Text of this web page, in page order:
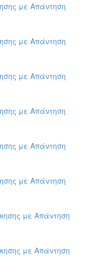
με Απάντηση
με Απάντηση
με Απάντηση
με Απάντηση
με Απάντηση
με Απάντηση
με Απάντηση
με Απάντηση